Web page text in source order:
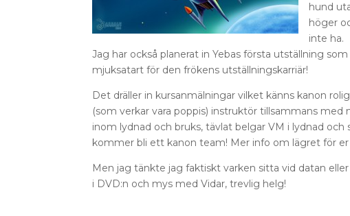
hund
höger
inte ha.
Jag har också planerat in Yebas första utställning
mjuksatart för den frökens utställningskarriär!
Det dräller in kursanmälningar vilket känns kanon
(som verkar vara poppis) instruktör tillsammans
inom lydnad och bruks, tävlat belgar VM i lydnad
kommer bli ett kanon team! Mer info om lägret för
Men jag tänkte jag faktiskt varken sitta vid datan
i DVD:n och mys med Vidar, trevlig helg!